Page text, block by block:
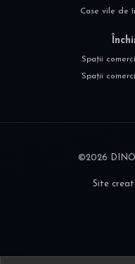
Case vile de
Spații
Spații
©2026
Site creat